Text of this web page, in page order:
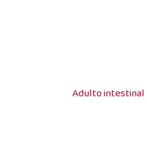
Adulto intestinal